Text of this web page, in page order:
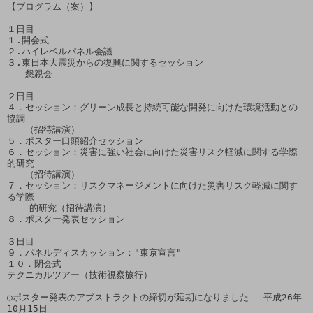
【プログラム（案）】
１日目
１.開会式
２.ハイレベルパネル会議
３.東日本大震災からの復興に関するセッション
懇親会
２日目
４．セッション：グリーン成長と持続可能な開発に向けた環境活動との
協調
（招待講演）
５．ポスター口頭紹介セッション
６．セッション：災害に強い社会に向けた災害リスク軽減に関する学際
的研究
（招待講演）
７．セッション：リスクマネージメントに向けた災害リスク軽減に関す
る学際
８．ポスター発表セッション
３日目
９．パネルディスカッション："東京宣言"
１０．閉会式
テクニカルツアー（技術視察旅行）
○ポスター発表のアブストラクトの締切が延期になりました 　平成26年
10月15日